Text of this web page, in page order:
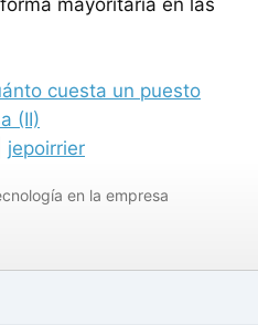
mayoritaria en las
cuesta un puesto
(II)
jepoirrier
en la empresa